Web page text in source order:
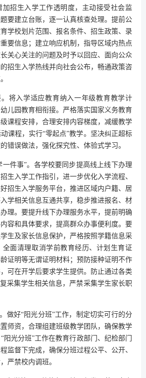
加招生入学工作透明度，主动接受社会监
要建立台账，逐一认真核查处理。提前公
学校划片范围、报名条件、招生政策、录
要信息；建立响应机制，指导区域内热点
关心关注的问题及时予以回应、面向公众
招生入学热线并向社会公布，畅通政策咨
将入学适应教育纳入一年级教育教学计
儿园教育相衔接。严格落实国家义务教育
课程安排，合理安排内容梯度，减缓教学
课程，实行“零起点”教学。坚决纠正超标
错误做法，强化探究性、体验式学习。
一件事”。各学校要同步提高线上线下办理
生入学工作指引，进一步优化入学流程、
招生入学服务平台，推进区域内户籍、居
学相关信息互通共享，稳步推进报名、材
理。要提升线下办理服务水平，提前明确
容和具体要求，提高群众办事便利度。要
生及家长信息保护，严格按照学籍信息采
全面清理取消学前教育经历、计划生育证
证明等无谓证明材料；预防接种证明不作
可在开学后要求学生提供。防止通过各类
采集学生相关信息，严禁采集学生家长职
做好“阳光分班”工作，制定切实可行的分
师资，合理组建班级教学团队，确保教学
阳光分班”工作在教育行政部门、纪检部门
监督下完成，确保分班过程公平、公开、
严禁校内调班。